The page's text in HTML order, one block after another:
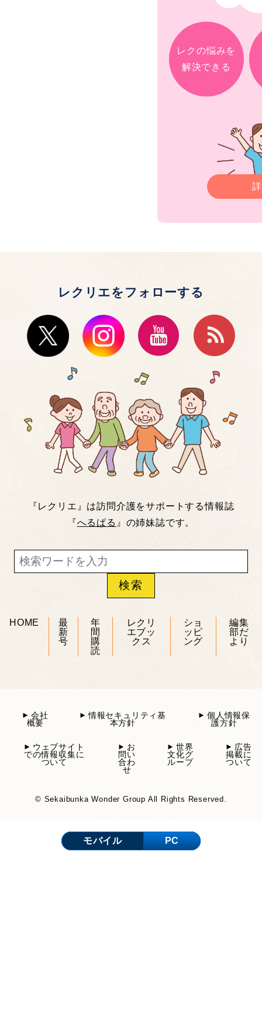
レクの悩みを
解決できる
レクリエをフォローする
『レクリエ』は訪問介護をサポートする情報誌
『へるぱる 』の姉妹誌です。
HOME
最
新
号
年
間
購
読
レクリ
エブッ
クス
ショ
ッピ
ング
編集
部だ
より
会社
概要
情報セキュリティ基
本方針
個人情報保
護方針
ウェブサイト
での情報収集に
ついて
お
問い
合わ
せ
世界
文化グ
ループ
広告
掲載に
ついて
© Sekaibunka Wonder Group All Rights Reserved.
モバイル PC